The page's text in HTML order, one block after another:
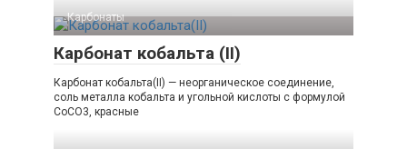
Карбонаты‎
Карбонат кобальта (II)
Карбонат кобальта(II) — неорганическое соединение,
соль металла кобальта и угольной кислоты с формулой
CoCO3, красные